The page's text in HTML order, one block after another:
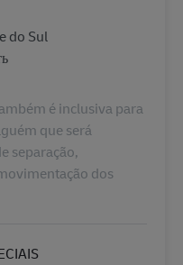
do Sul
é inclusiva para
que será
separação,
dos